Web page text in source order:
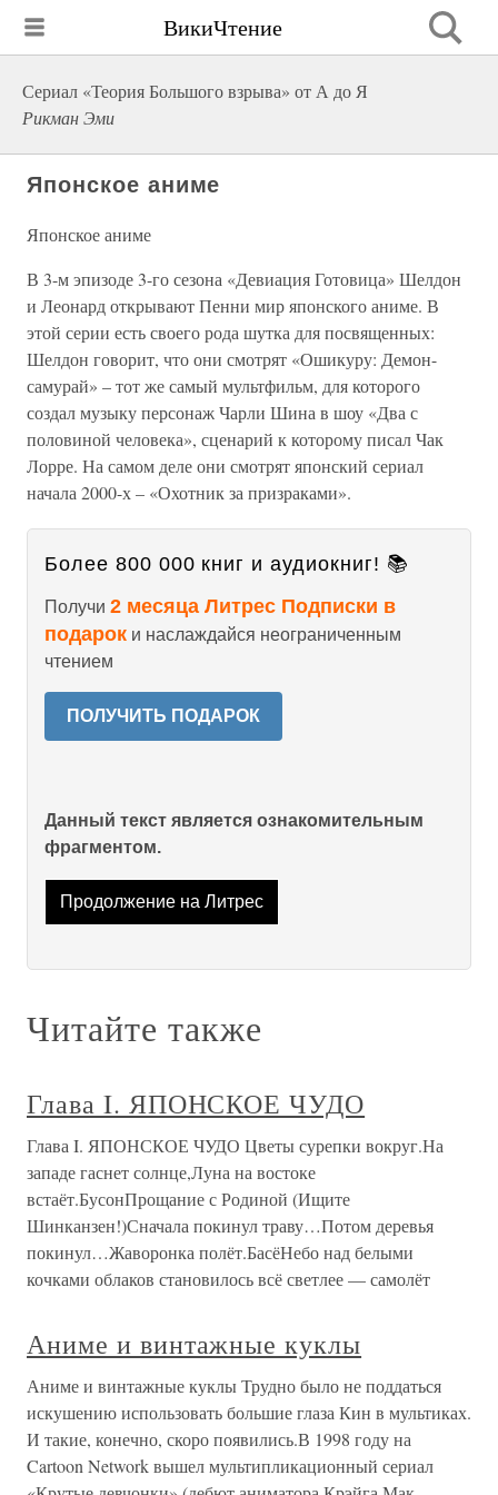
ВикиЧтение
Сериал «Теория Большого взрыва» от А до Я
Рикман Эми
Японское аниме
Японское аниме
В 3-м эпизоде 3-го сезона «Девиация Готовица» Шелдон
и Леонард открывают Пенни мир японского аниме. В
этой серии есть своего рода шутка для посвященных:
Шелдон говорит, что они смотрят «Ошикуру: Демон-
самурай» – тот же самый мультфильм, для которого
создал музыку персонаж Чарли Шина в шоу «Два с
половиной человека», сценарий к которому писал Чак
Лорре. На самом деле они смотрят японский сериал
начала 2000-х – «Охотник за призраками».
Более 800 000 книг и аудиокниг! 📚
Получи 2 месяца Литрес Подписки в
подарок и наслаждайся неограниченным
чтением
ПОЛУЧИТЬ ПОДАРОК
Данный текст является ознакомительным
фрагментом.
Продолжение на Литрес
Читайте также
Глава I. ЯПОНСКОЕ ЧУДО
Глава I. ЯПОНСКОЕ ЧУДО Цветы сурепки вокруг.На
западе гаснет солнце,Луна на востоке
встаёт.БусонПрощание с Родиной (Ищите
Шинканзен!)Сначала покинул траву…Потом деревья
покинул…Жаворонка полёт.БасёНебо над белыми
кочками облаков становилось всё светлее — самолёт
Аниме и винтажные куклы
Аниме и винтажные куклы Трудно было не поддаться
искушению использовать большие глаза Кин в мультиках.
И такие, конечно, скоро появились.В 1998 году на
Cartoon Network вышел мультипликационный сериал